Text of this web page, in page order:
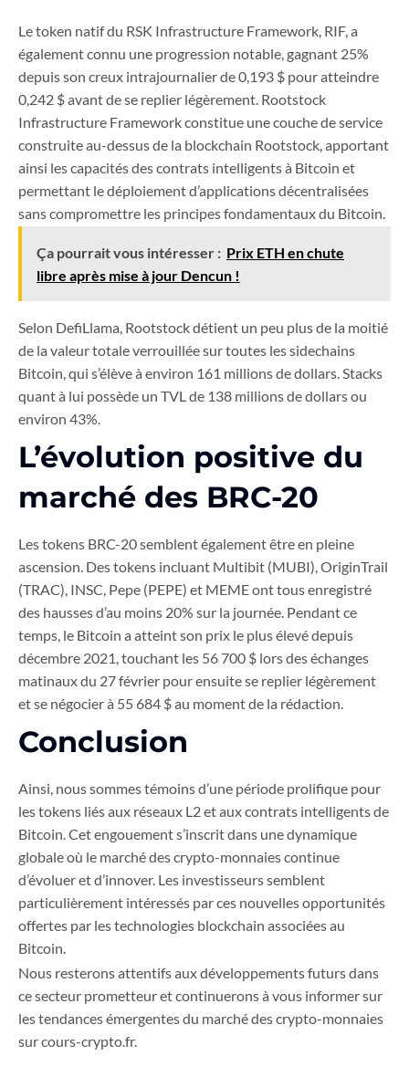
Le token natif du RSK Infrastructure Framework, RIF, a
également connu une progression notable, gagnant 25%
depuis son creux intrajournalier de 0,193 $ pour atteindre
0,242 $ avant de se replier légèrement. Rootstock
Infrastructure Framework constitue une couche de service
construite au-dessus de la blockchain Rootstock, apportant
ainsi les capacités des contrats intelligents à Bitcoin et
permettant le déploiement d’applications décentralisées
sans compromettre les principes fondamentaux du Bitcoin.
Ça pourrait vous intéresser : Prix ETH en chute
libre après mise à jour Dencun !
Selon DefiLlama, Rootstock détient un peu plus de la moitié
de la valeur totale verrouillée sur toutes les sidechains
Bitcoin, qui s’élève à environ 161 millions de dollars. Stacks
quant à lui possède un TVL de 138 millions de dollars ou
environ 43%.
L’évolution positive du
marché des BRC-20
Les tokens BRC-20 semblent également être en pleine
ascension. Des tokens incluant Multibit (MUBI), OriginTrail
(TRAC), INSC, Pepe (PEPE) et MEME ont tous enregistré
des hausses d’au moins 20% sur la journée. Pendant ce
temps, le Bitcoin a atteint son prix le plus élevé depuis
décembre 2021, touchant les 56 700 $ lors des échanges
matinaux du 27 février pour ensuite se replier légèrement
et se négocier à 55 684 $ au moment de la rédaction.
Conclusion
Ainsi, nous sommes témoins d’une période prolifique pour
les tokens liés aux réseaux L2 et aux contrats intelligents de
Bitcoin. Cet engouement s’inscrit dans une dynamique
globale où le marché des crypto-monnaies continue
d’évoluer et d’innover. Les investisseurs semblent
particulièrement intéressés par ces nouvelles opportunités
offertes par les technologies blockchain associées au
Bitcoin.
Nous resterons attentifs aux développements futurs dans
ce secteur prometteur et continuerons à vous informer sur
les tendances émergentes du marché des crypto-monnaies
sur cours-crypto.fr.